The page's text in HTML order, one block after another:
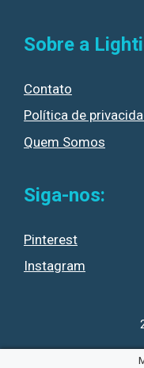
Sobre a
Contato
Política de
Quem Somos
Siga-nos:
Pinterest
Instagram